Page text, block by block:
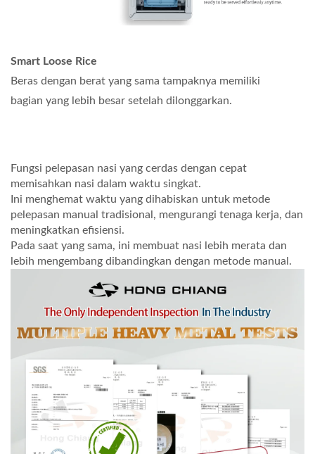
Smart Loose Rice
Beras dengan berat yang sama tampaknya memiliki
bagian yang lebih besar setelah dilonggarkan.
Fungsi pelepasan nasi yang cerdas dengan cepat
memisahkan nasi dalam waktu singkat.
Ini menghemat waktu yang dihabiskan untuk metode
pelepasan manual tradisional, mengurangi tenaga kerja, dan
meningkatkan efisiensi.
Pada saat yang sama, ini membuat nasi lebih merata dan
lebih mengembang dibandingkan dengan metode manual.